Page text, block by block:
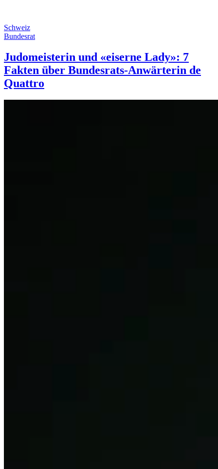
Schweiz
Bundesrat
Judomeisterin und «eiserne Lady»: 7
Fakten über Bundesrats-Anwärterin de
Quattro